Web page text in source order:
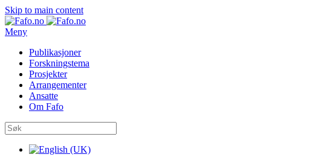
Skip to main content
Meny
Publikasjoner
Forskningstema
Prosjekter
Arrangementer
Ansatte
Om Fafo